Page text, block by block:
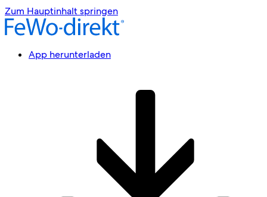
Zum Hauptinhalt springen
App herunterladen